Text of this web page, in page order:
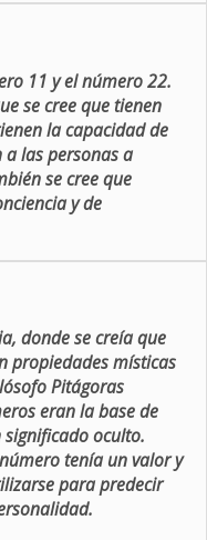
11 y el número 22.
se cree que tienen
la capacidad de
las personas a
se cree que
y de
donde se creía que
propiedades místicas
Pitágoras
eran la base de
oculto.
tenía un valor y
para predecir